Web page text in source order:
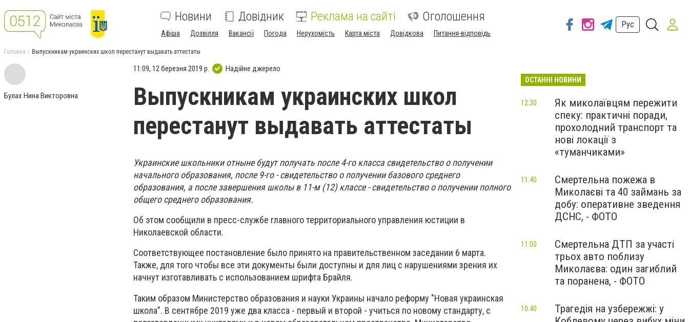
Новини Довідник Реклама на сайті Оголошення
Афіша Дозвілля Вакансії Погода Нерухомість Карта міста Довідкова Питання-відповідь
Рус
Головна Выпускникам украинских школ перестанут выдавать аттестаты
Булах Нина Викторовна
11:09, 12 березня 2019 р. Надійне джерело
Выпускникам украинских школ
перестанут выдавать аттестаты
Украинские школьники отныне будут получать после 4-го класса свидетельство о получении
начального образования, после 9-го - свидетельство о получении базового среднего
образования, а после завершения школы в 11-м (12) классе - свидетельство о получении полного
общего среднего образования.
Об этом сообщили в пресс-службе главного территориального управления юстиции в
Николаевской области.
Соответствующее постановление было принято на правительственном заседании 6 марта.
Также, для того чтобы все эти документы были доступны и для лиц с нарушениями зрения их
начнут изготавливать с использованием шрифта Брайля.
Таким образом Министерство образования и науки Украины начало реформу "Новая украинская
школа". В сентябре 2019 уже два класса - первый и второй - учиться по новому стандарту, с
ОСТАННІ НОВИНИ
Як миколаївцям пережити
спеку: практичні поради,
прохолодний транспорт та
нові локації з
«туманчиками»
12:30
Смертельна пожежа в
Миколаєві та 40 займань за
добу: оперативне зведення
ДСНС, - ФОТО
11:40
Смертельна ДТП за участі
трьох авто поблизу
Миколаєва: один загиблий
та поранена, - ФОТО
11:00
Трагедія на узбережжі: у
10:40